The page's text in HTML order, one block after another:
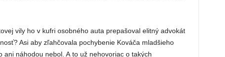
vily ho v kufri osobného auta prepašoval elitný advokát
Asi aby zľahčovala pochybenie Kováča mladšieho
náhodou nebol. A to už nehovoriac o takých